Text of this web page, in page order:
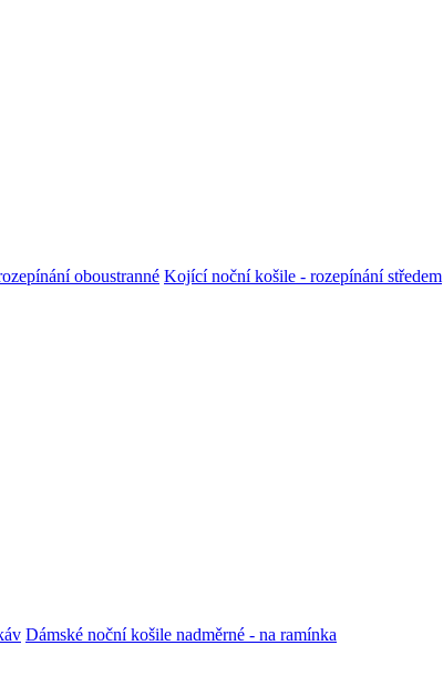
oboustranné Kojící noční košile - rozepínání středem
Dámské noční košile nadměrné - na ramínka